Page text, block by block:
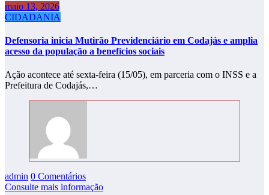
maio 13, 2026
CIDADANIA
Defensoria inicia Mutirão Previdenciário em Codajás e amplia
acesso da população a benefícios sociais
Ação acontece até sexta-feira (15/05), em parceria com o INSS e a
Prefeitura de Codajás,…
admin 0 Comentários
Consulte mais informação